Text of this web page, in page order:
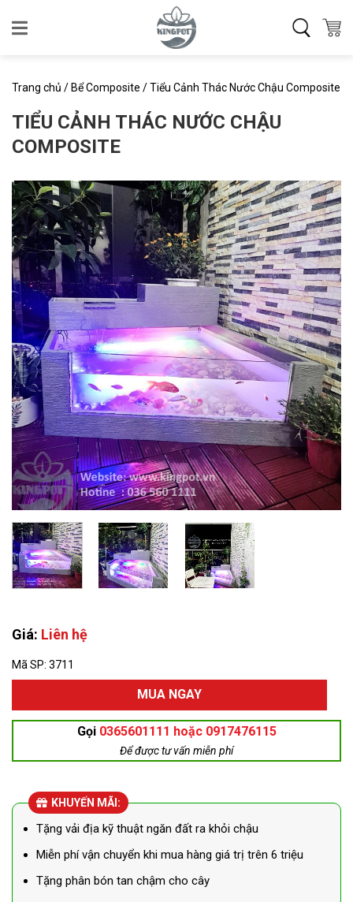
Trang chủ / Bể Composite /Tiểu Cảnh Thác Nước Chậu Composite
TIỂU CẢNH THÁC NƯỚC CHẬU
COMPOSITE
Giá: Liên hệ
Mã SP: 3711
MUA NGAY
Gọi 0365601111 hoặc 0917476115
Để được tư vấn miễn phí
KHUYẾN MÃI:
Tặng vải địa kỹ thuật ngăn đất ra khỏi chậu
Miễn phí vận chuyển khi mua hàng giá trị trên 6 triệu
Tặng phân bón tan chậm cho cây